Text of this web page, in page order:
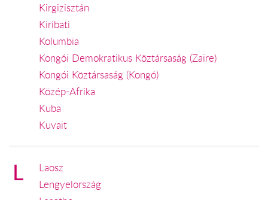
Kirgizisztán
Kiribati
Kolumbia
Kongói Demokratikus Köztársaság (Zaire)
Kongói Köztársaság (Kongó)
Közép-Afrika
Kuba
Kuvait
L
Laosz
Lengyelország